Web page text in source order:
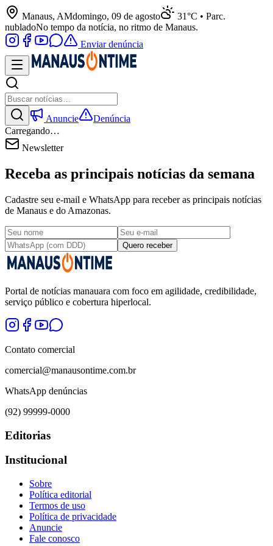
Manaus, AMdomingo, 09 de agosto
31°C • Parc.
nubladoNo tempo da notícia, no ritmo de Manaus.
Enviar denúncia
Anuncie
Denúncia
Carregando…
Newsletter
Receba as principais notícias da semana
Cadastre seu e-mail e WhatsApp para receber as principais notícias
de Manaus e do Amazonas.
Quero receber
Portal de notícias manauara com foco em agilidade, credibilidade,
serviço público e cobertura hiperlocal.
Contato comercial
comercial@manausontime.com.br
WhatsApp denúncias
(92) 99999-0000
Editorias
Institucional
Sobre
Política editorial
Termos de uso
Política de privacidade
Anuncie
Fale conosco